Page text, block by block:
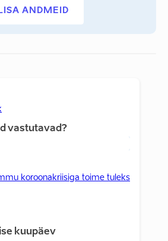
LISA ANDMEID
vastutavad?
koroonakriisiga toime tuleks
kuupäev